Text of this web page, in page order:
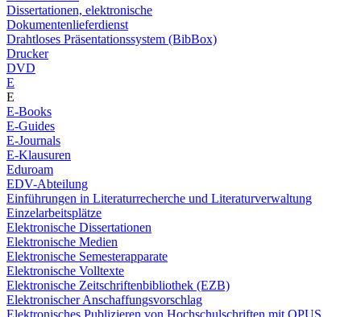
Dissertationen, elektronische
Dokumentenlieferdienst
Drahtloses Präsentationssystem (BibBox)
Drucker
DVD
E
E
E-Books
E-Guides
E-Journals
E-Klausuren
Eduroam
EDV-Abteilung
Einführungen in Literaturrecherche und Literaturverwaltung
Einzelarbeitsplätze
Elektronische Dissertationen
Elektronische Medien
Elektronische Semesterapparate
Elektronische Volltexte
Elektronische Zeitschriftenbibliothek (EZB)
Elektronischer Anschaffungsvorschlag
Elektronisches Publizieren von Hochschulschriften mit OPUS